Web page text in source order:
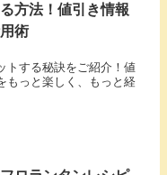
方法！値引き情報
術
トする秘訣をご紹介！値
もっと楽しく、もっと経